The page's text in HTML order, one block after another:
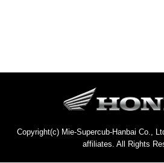
Copyright(c) Mie-Supercub-Hanbai Co.,
affiliates. All Rights